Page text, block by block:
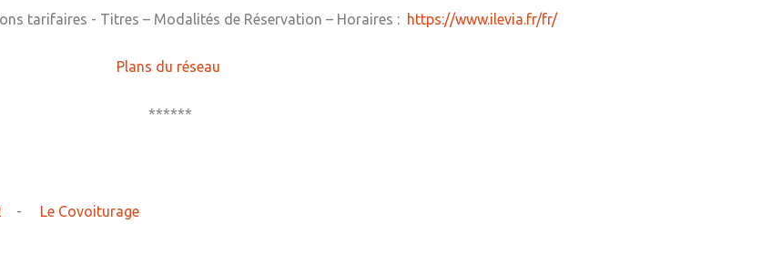
tarifaires - Titres – Modalités de Réservation – Horaires : https://www.ilevia.fr/fr/
Plans du réseau
******
- Le Covoiturage